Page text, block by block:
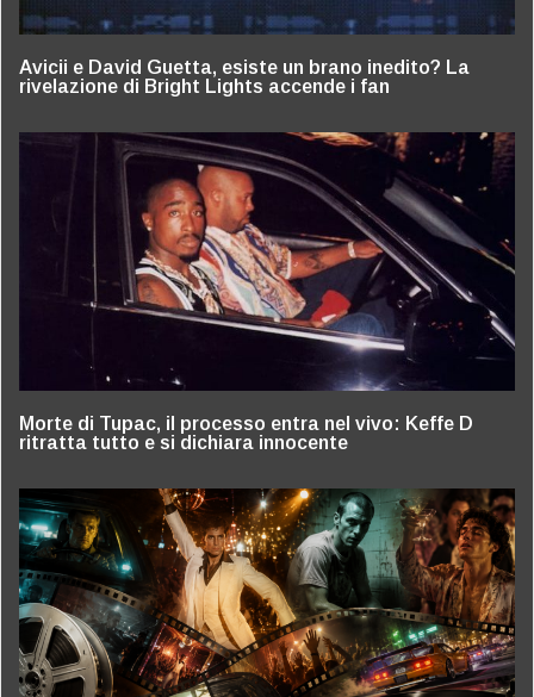
Avicii e David Guetta, esiste un brano inedito? La
rivelazione di Bright Lights accende i fan
Morte di Tupac, il processo entra nel vivo: Keffe D
ritratta tutto e si dichiara innocente